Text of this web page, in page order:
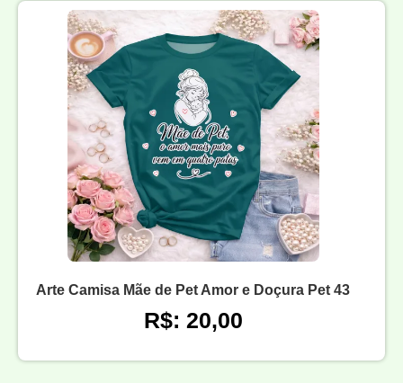
Arte Camisa Mãe de Pet Amor e Doçura Pet 43
R$: 20,00